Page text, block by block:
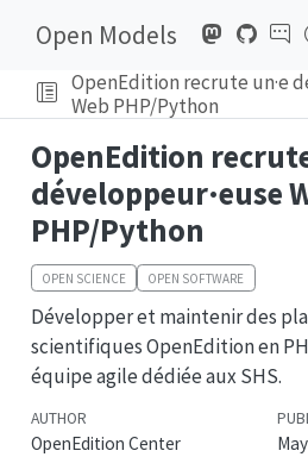
Open Models
OpenEdition recrute un·e
Web PHP/Python
OpenEdition
développeur·euse
PHP/Python
OPEN SCIENCE OPEN SOFTWARE
Développer et maintenir des
scientifiques OpenEdition en
équipe agile dédiée aux SHS.
AUTHOR
OpenEdition Center